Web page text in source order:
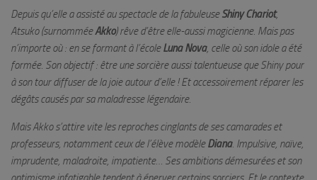
Depuis qu’elle a assisté au spectacle de la fabuleuseShiny Chariot,
Atsuko (surnomméeAkko) rêve d’être elle-aussi magicienne. Mais pas
n’importe où : en se formant à l’écoleLuna Nova, celle où son idole a été
formée. Son objectif : être une sorcière aussi talentueuse que Shiny pour
à son tour diffuser de la joie autour d’elle ! Et accessoirement réparer les
dégâts causés par sa maladresse légendaire.
Mais Akko s’attire vite lesreproches cinglants de ses camarades et
professeurs, notamment ceux de l’élève modèleDiana. Impulsive, naïve,
imprudente, maladroite, impatiente… Ses ambitions démesurées et son